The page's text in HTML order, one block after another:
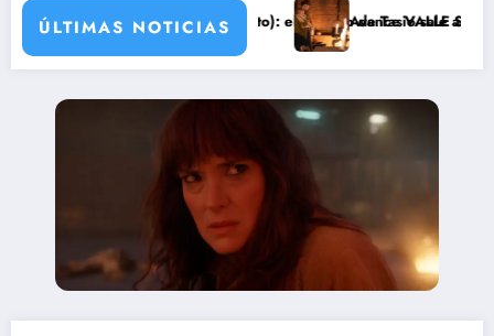
ÚLTIMAS NOTICIAS
(del 10 al 14de agosto): el secreto de Tasio sale a la luz
Avance VALLE SALVAJE (10 de